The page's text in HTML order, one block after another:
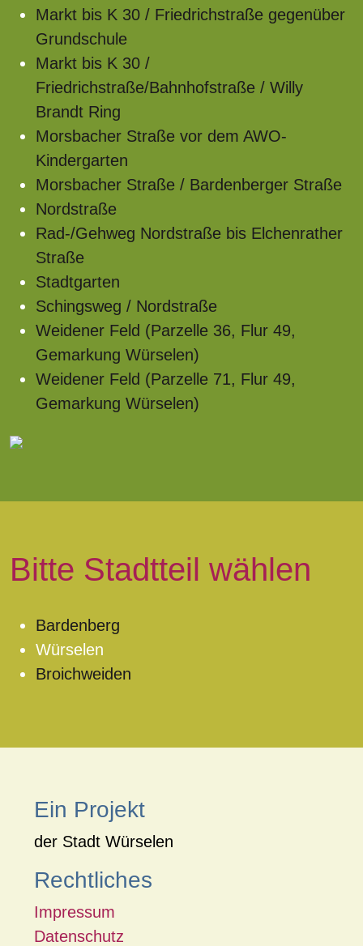
Markt bis K 30 / Friedrichstraße gegenüber
Grundschule
Markt bis K 30 /
Friedrichstraße/Bahnhofstraße / Willy
Brandt Ring
Morsbacher Straße vor dem AWO-
Kindergarten
Morsbacher Straße / Bardenberger Straße
Nordstraße
Rad-/Gehweg Nordstraße bis Elchenrather
Straße
Stadtgarten
Schingsweg / Nordstraße
Weidener Feld (Parzelle 36, Flur 49,
Gemarkung Würselen)
Weidener Feld (Parzelle 71, Flur 49,
Gemarkung Würselen)
Bitte Stadtteil wählen
Bardenberg
Würselen
Broichweiden
Ein Projekt
der Stadt Würselen
Rechtliches
Impressum
Datenschutz